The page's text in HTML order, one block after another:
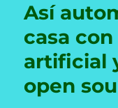
Así
casa
artificial
open